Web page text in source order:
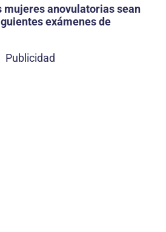
mujeres anovulatorias sean
exámenes de
Publicidad